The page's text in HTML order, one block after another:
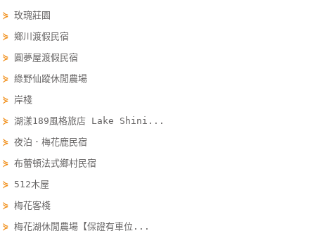
會
員
戶
服
聯
絡
單
⋟玫瑰莊園
⋟鄉川渡假民宿
⋟
圓夢屋渡假民宿
⋟綠野仙蹤休閒農場
⋟ 岸棧
⋟湖漾189風格旅店 Lake Shini...
⋟夜泊．梅花鹿民宿
⋟布蕾頓法式鄉村民宿
⋟ 512木屋
⋟梅花客棧
⋟梅花湖休閒農場【保證有車位...